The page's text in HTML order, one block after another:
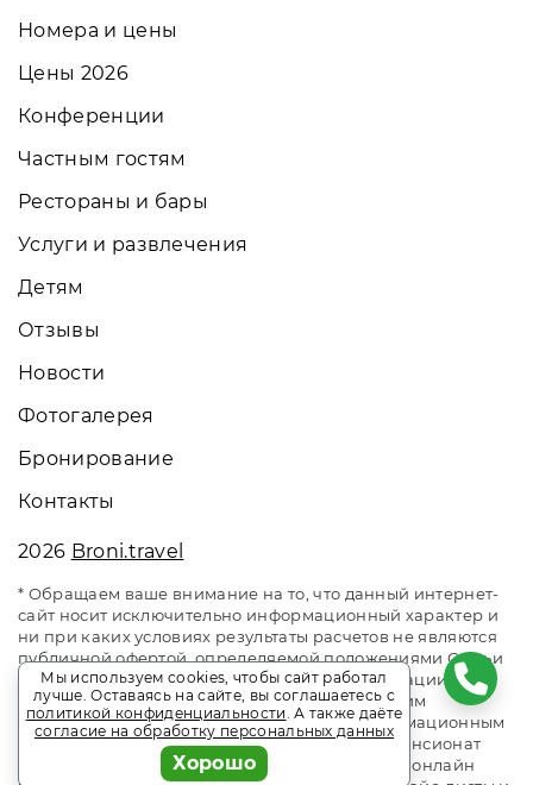
Номера и цены
Цены 2026
Конференции
Частным гостям
Рестораны и бары
Услуги и развлечения
Детям
Отзывы
Новости
Фотогалерея
Бронирование
Контакты
2026 Broni.travel
* Обращаем ваше внимание на то, что данный интернет-
сайт носит исключительно информационный характер и
ни при каких условиях результаты расчетов не являются
публичной офертой, определяемой положениями Статьи
437 Гражданского кодекса Российской Федерации. За
окончательным расчетом обращайтесь к нашим
менеджерам. Данный ресурс является информационным
сайтом сервиса бронирования Broni.travel. Пансионат
Undersun Vityazevo / Андерсан Витязево. Сайт онлайн
Мы используем cookies, чтобы сайт работал
лучше. Оставаясь на сайте, вы соглашаетесь с
политикой конфиденциальности. А также даёте
согласие на обработку персональных данных
Хорошо